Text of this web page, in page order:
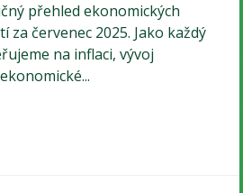
přehled ekonomických
za červenec 2025. Jako každý
na inflaci, vývoj